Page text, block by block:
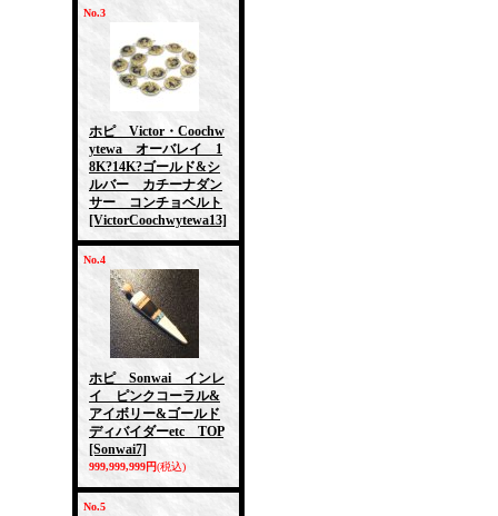
No.3
ホピ Victor・Coochw
ytewa オーバレイ 1
8K?14K?ゴールド&シ
ルバー カチーナダン
サー コンチョベルト
[VictorCoochwytewa13]
No.4
ホピ Sonwai インレ
イ ピンクコーラル&
アイボリー&ゴールド
ディバイダーetc TOP
[Sonwai7]
999,999,999円(税込)
No.5